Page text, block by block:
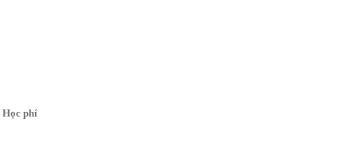
Học phí